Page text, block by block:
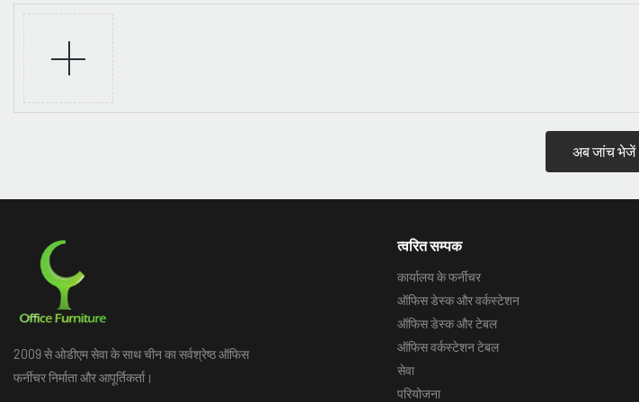
अब जांच भेजें
2009 से ओडीएम सेवा के साथ चीन का सर्वश्रेष्ठ ऑफिस
फर्नीचर निर्माता और आपूर्तिकर्ता।
त्वरित सम्पक
कार्यालय के फर्नीचर
ऑफिस डेस्क और वर्कस्टेशन
ऑफिस डेस्क और टेबल
ऑफिस वर्कस्टेशन टेबल
सेवा
परियोजना